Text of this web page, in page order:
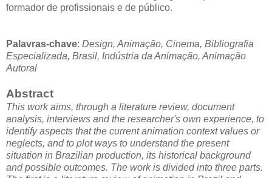
formador de profissionais e de público.
Palavras-chave: Design, Animação, Cinema, Bibliografia
Especializada, Brasil, Indústria da Animação, Animação
Autoral
Abstract
This work aims, through a literature review, document
analysis, interviews and the researcher's own experience, to
identify aspects that the current animation context values or
neglects, and to plot ways to understand the present
situation in Brazilian production, its historical background
and possible outcomes. The work is divided into three parts.